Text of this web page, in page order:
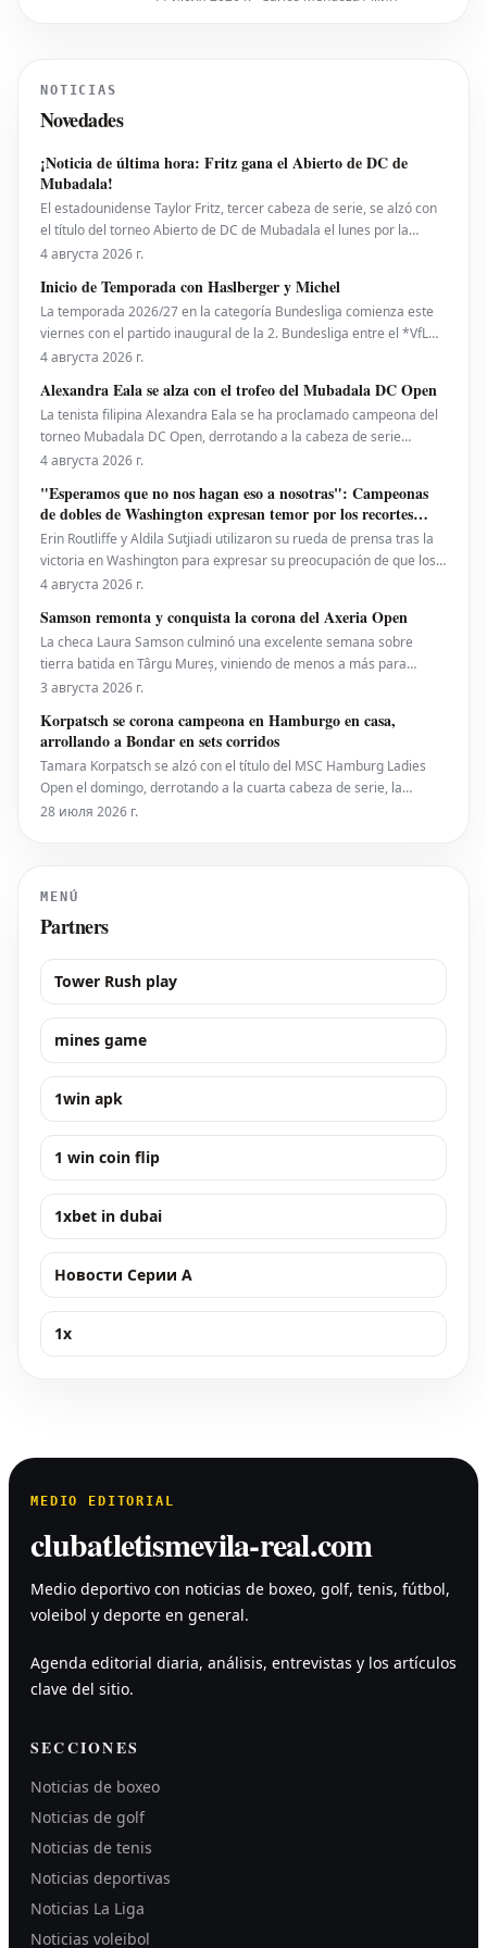
Вирца с переходом в мадридский
NOTICIAS
Novedades
¡Noticia de última hora: Fritz gana el Abierto de DC de
Mubadala!
El estadounidense Taylor Fritz, tercer cabeza de serie, se alzó con
el título del torneo Abierto de DC de Mubadala el lunes por la
noche, tras derrotar al español Rafael Jodar por 7-6 (2), 6-4. Este es
10 del ranking mundial, habí
4 августа 2026 г.
Inicio de Temporada con Haslberger y Michel
La temporada 2026/27 en la categoría Bundesliga comienza este
viernes con el partido inaugural de la 2. Bundesliga entre el *VfL
Bochum* y el *Hertha BSC*. El encuentro será dirigido por
y **Martin Speckner**. **Tom Bauer** eje
4 августа 2026 г.
Alexandra Eala se alza con el trofeo del Mubadala DC Open
La tenista filipina Alexandra Eala se ha proclamado campeona del
torneo Mubadala DC Open, derrotando a la cabeza de serie
número uno, la estadounidense Jessica Pegula, con un marcador
puesto 28 del ranking mundial, demostró su
4 августа 2026 г.
"Esperamos que no nos hagan eso a nosotras": Campeonas
de dobles de Washington expresan temor por los recortes
propuestos por la ATP que se extienden a la WTA
Erin Routliffe y Aldila Sutjiadi utilizaron su rueda de prensa tras la
victoria en Washington para expresar su preocupación de que los
recortes propuestos por la ATP en dobles puedan llegar
iniciativa separada de la ATP para colocar
4 августа 2026 г.
Samson remonta y conquista la corona del Axeria Open
La checa Laura Samson culminó una excelente semana sobre
tierra batida en Târgu Mureș, viniendo de menos a más para
derrotar a la máxima favorita, la española Kaitlin Quevedo, por 2-6,
Intaro Sport. El evento WTA 125 en Rumanía viv
3 августа 2026 г.
Korpatsch se corona campeona en Hamburgo en casa,
arrollando a Bondar en sets corridos
Tamara Korpatsch se alzó con el título del MSC Hamburg Ladies
Open el domingo, derrotando a la cuarta cabeza de serie, la
húngara Anna Bondar, por 6-3, 6-3 en la final. Con esta victoria,
28 июля 2026 г.
MENÚ
Partners
Tower Rush play
mines game
1win apk
1 win coin flip
1xbet in dubai
Новости Серии А
1x
MEDIO EDITORIAL
clubatletismevila-real.com
Medio deportivo con noticias de boxeo, golf, tenis, fútbol,
voleibol y deporte en general.
Agenda editorial diaria, análisis, entrevistas y los artículos
clave del sitio.
SECCIONES
Noticias de boxeo
Noticias de golf
Noticias de tenis
Noticias deportivas
Noticias La Liga
Noticias voleibol